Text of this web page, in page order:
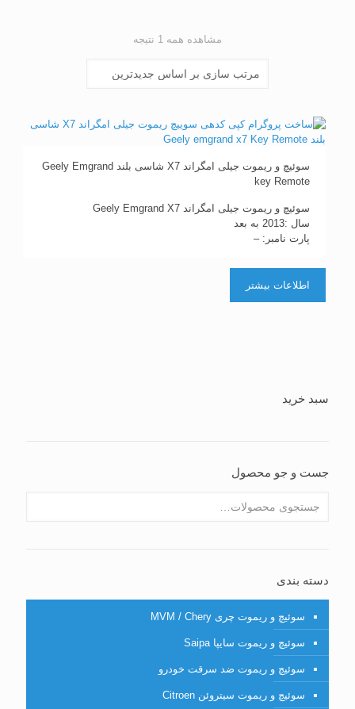
مشاهده همه 1 نتیجه
سوئیچ و ریموت جیلی امگراند X7 شاسی بلند Geely Emgrand
key Remote
سوئیچ و ریموت جیلی امگراند Geely Emgrand X7
سال :2013 به بعد
پارت نامبر: –
اطلاعات بیشتر
سبد خرید
جست و جو محصول
دسته بندی
سوئیچ و ریموت چری MVM / Chery
سوئیچ و ریموت سایپا Saipa
سوئیچ و ریموت ضد سرقت خودرو
سوئیچ و ریموت سیتروئن Citroen